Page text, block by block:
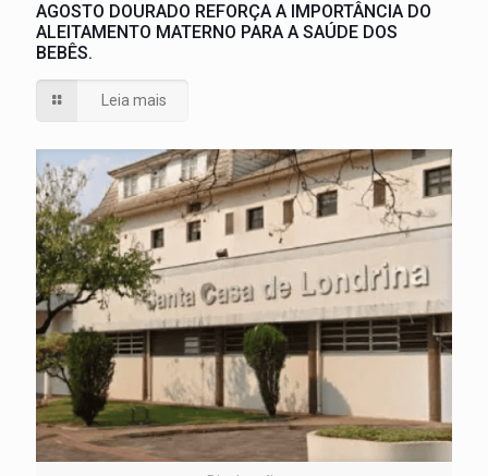
AGOSTO DOURADO REFORÇA A IMPORTÂNCIA DO
ALEITAMENTO MATERNO PARA A SAÚDE DOS
BEBÊS.
Leia mais